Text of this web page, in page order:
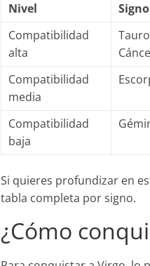
Nivel
Compatibilidad
alta
Compatibilidad
media
Compatibilidad
baja
Si quieres profundizar en
tabla completa por signo.
¿Cómo